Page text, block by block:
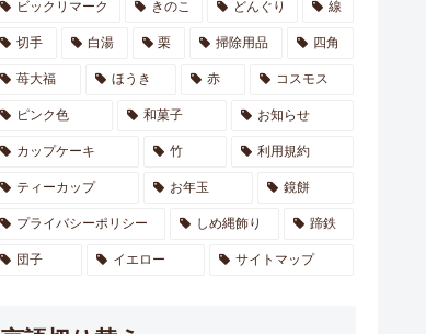
ビックリマーク きのこ どんぐり 線
切手 白湯 栗 掃除用品 四角
苺大福 ほうき 赤 コスモス
ピンク色 和菓子 お知らせ
カップケーキ 竹 利用規約
ティーカップ お年玉 鏡餅
プライバシーポリシー しめ縄飾り 蹄鉄
団子 イエロー サイトマップ